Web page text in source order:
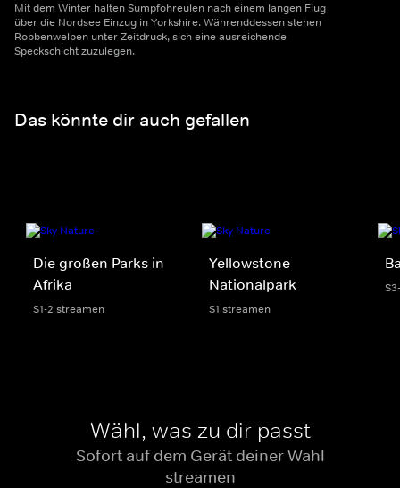
Mit dem Winter halten Sumpfohreulen nach einem langen Flug
über die Nordsee Einzug in Yorkshire. Währenddessen stehen
Robbenwelpen unter Zeitdruck, sich eine ausreichende
Speckschicht zuzulegen.
Das könnte dir auch gefallen
Die großen Parks in
Afrika
S1-2 streamen
Yellowstone
Nationalpark
S1 streamen
Wähl, was zu dir passt
Sofort auf dem Gerät deiner Wahl
streamen